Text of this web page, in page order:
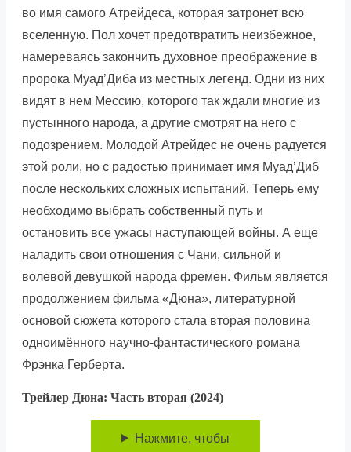
во имя самого Атрейдеса, которая затронет всю
вселенную. Пол хочет предотвратить неизбежное,
намереваясь закончить духовное преображение в
пророка Муад’Диба из местных легенд. Одни из них
видят в нем Мессию, которого так ждали многие из
пустынного народа, а другие смотрят на него с
подозрением. Молодой Атрейдес не очень радуется
этой роли, но с радостью принимает имя Муад’Диб
после нескольких сложных испытаний. Теперь ему
необходимо выбрать собственный путь и
остановить все ужасы наступающей войны. А еще
наладить свои отношения с Чани, сильной и
волевой девушкой народа фремен. Фильм является
продолжением фильма «Дюна», литературной
основой сюжета которого стала вторая половина
одноимённого научно-фантастического романа
Фрэнка Герберта.
Трейлер Дюна: Часть вторая (2024)
Нажмите, чтобы